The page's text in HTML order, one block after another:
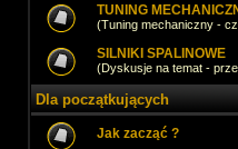
TUNING
(Tuning mechaniczny -
SILNIKI SPALINOWE
(Dyskusje na temat -
Dla początkujących
Jak zacząć ?